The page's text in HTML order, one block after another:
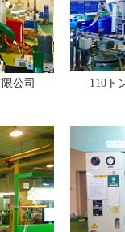
公司
110ト